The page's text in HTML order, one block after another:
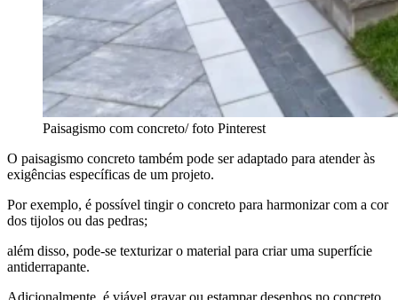
Paisagismo com concreto/ foto Pinterest
O paisagismo concreto também pode ser adaptado para atender às
exigências específicas de um projeto.
Por exemplo, é possível tingir o concreto para harmonizar com a cor
dos tijolos ou das pedras;
além disso, pode-se texturizar o material para criar uma superfície
antiderrapante.
Adicionalmente, é viável gravar ou estampar desenhos no concreto.